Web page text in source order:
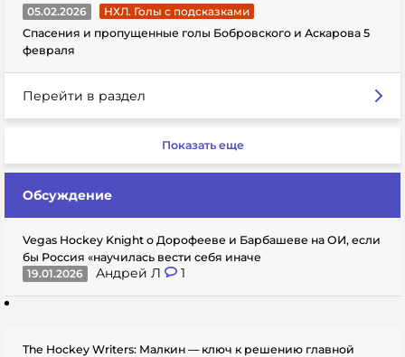
05.02.2026
НХЛ. Голы с подсказками
Спасения и пропущенные голы Бобровского и Аскарова 5
февраля
Перейти в раздел
Показать еще
Обсуждение
Vegas Hockey Knight о Дорофееве и Барбашеве на ОИ, если
бы Россия «научилась вести себя иначе
19.01.2026
Андрей Л 1
The Hockey Writers: Малкин — ключ к решению главной